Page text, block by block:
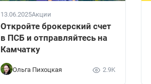
13.06.2025Акции
Откройте брокерский счет
в ПСБ и отправляйтесь на
Камчатку
Ольга Пихоцкая 2.9K